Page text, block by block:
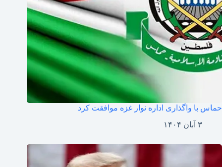
حماس با واگذاری اداره نوار غزه موافقت کرد
۳ آبان ۱۴۰۴